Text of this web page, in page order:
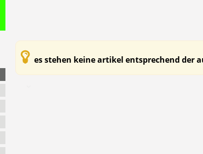
es stehen keine artikel entsprechend der